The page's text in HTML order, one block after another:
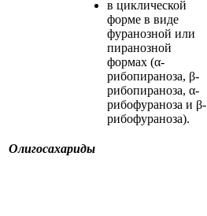
в циклической
форме в виде
фуранозной или
пиранозной
формах (α-
рибопираноза, β-
рибопираноза, α-
рибофураноза и β-
рибофураноза).
Олигосахариды